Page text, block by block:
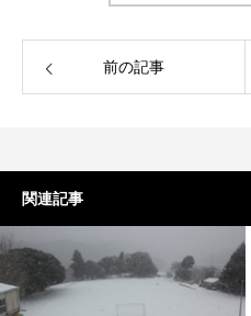
前の記事
関連記事